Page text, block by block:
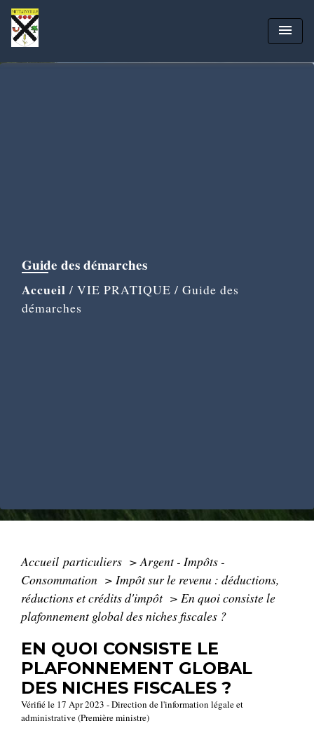
menu
Guide des démarches
Accueil / VIE PRATIQUE / Guide des
démarches
Accueil particuliers > Argent - Impôts -
Consommation > Impôt sur le revenu : déductions,
réductions et crédits d'impôt > En quoi consiste le
plafonnement global des niches fiscales ?
EN QUOI CONSISTE LE
PLAFONNEMENT GLOBAL
DES NICHES FISCALES ?
Vérifié le 17 Apr 2023 - Direction de l'information légale et
administrative (Première ministre)